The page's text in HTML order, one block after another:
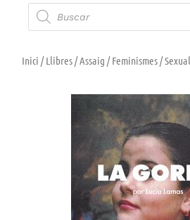
Inici /Llibres/Assaig /Feminismes/